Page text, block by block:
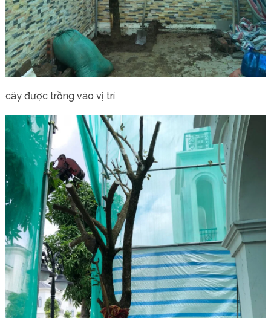
cây được trồng vào vị trí